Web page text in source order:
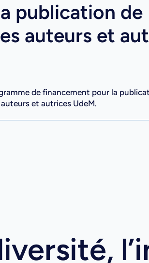
publication de
auteurs et
de financement pour la
et autrices UdeM.